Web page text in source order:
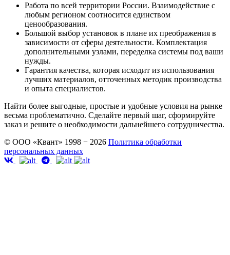
Работа по всей территории России. Взаимодействие с
любым регионом соотносится единством
ценообразования.
Большой выбор установок в плане их преображения в
зависимости от сферы деятельности. Комплектация
дополнительными узлами, переделка системы под ваши
нужды.
Гарантия качества, которая исходит из использования
лучших материалов, отточенных методик производства
и опыта специалистов.
Найти более выгодные, простые и удобные условия на рынке
весьма проблематично. Сделайте первый шаг, сформируйте
заказ и решите о необходимости дальнейшего сотрудничества.
© ООО «Квант» 1998 − 2026 Политика обработки
персональных данных